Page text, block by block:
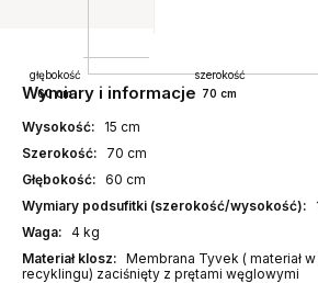
Wymiary i informacje
szerokość
70 cm
głębokość
60 cm
Wysokość:
15 cm
Szerokość:
70 cm
Głębokość: 60 cm
Wymiary podsufitki (szerokość/wysokość):
Waga: 4 kg
Materiał klosz: Membrana Tyvek ( materiał
recyklingu) zaciśnięty z prętami węglowymi